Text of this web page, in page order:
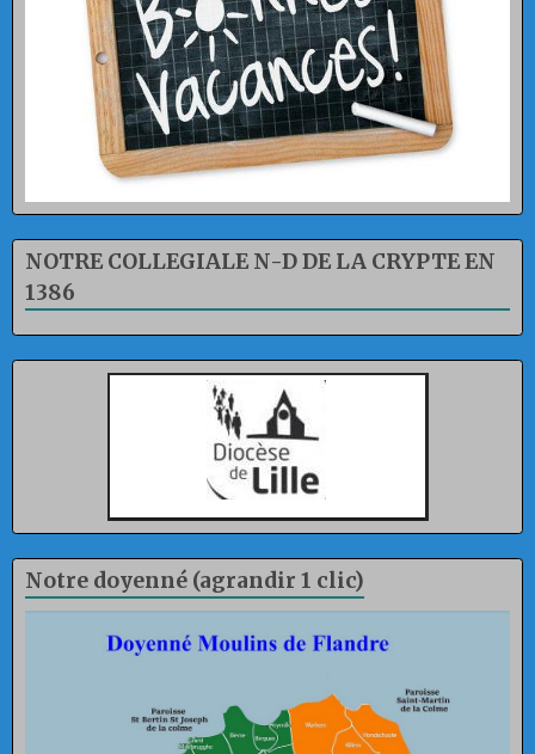
NOTRE COLLEGIALE N-D DE LA CRYPTE EN
1386
Notre doyenné (agrandir 1 clic)